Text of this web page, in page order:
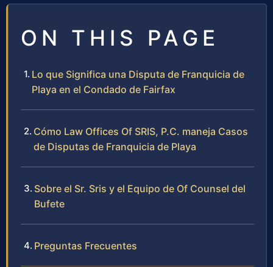
ON THIS PAGE
Lo que Significa una Disputa de Franquicia de
Playa en el Condado de Fairfax
Cómo Law Offices Of SRIS, P.C. maneja Casos
de Disputas de Franquicia de Playa
Sobre el Sr. Sris y el Equipo de Of Counsel del
Bufete
Preguntas Frecuentes